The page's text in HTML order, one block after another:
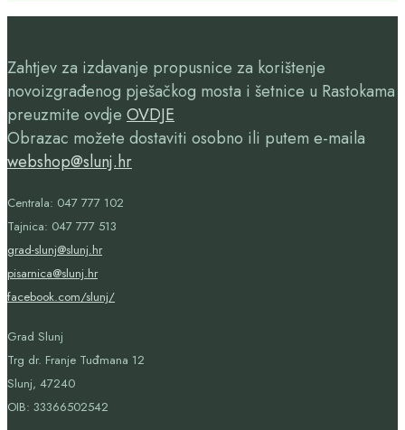
Zahtjev za izdavanje propusnice za korištenje
novoizgrađenog pješačkog mosta i šetnice u Rastokama
preuzmite ovdje OVDJE
Obrazac možete dostaviti osobno ili putem e-maila
webshop@slunj.hr
Centrala: 047 777 102
Tajnica: 047 777 513
grad-slunj@slunj.hr
pisarnica@slunj.hr
facebook.com/slunj/
Grad Slunj
Trg dr. Franje Tuđmana 12
Slunj, 47240
OIB: 33366502542